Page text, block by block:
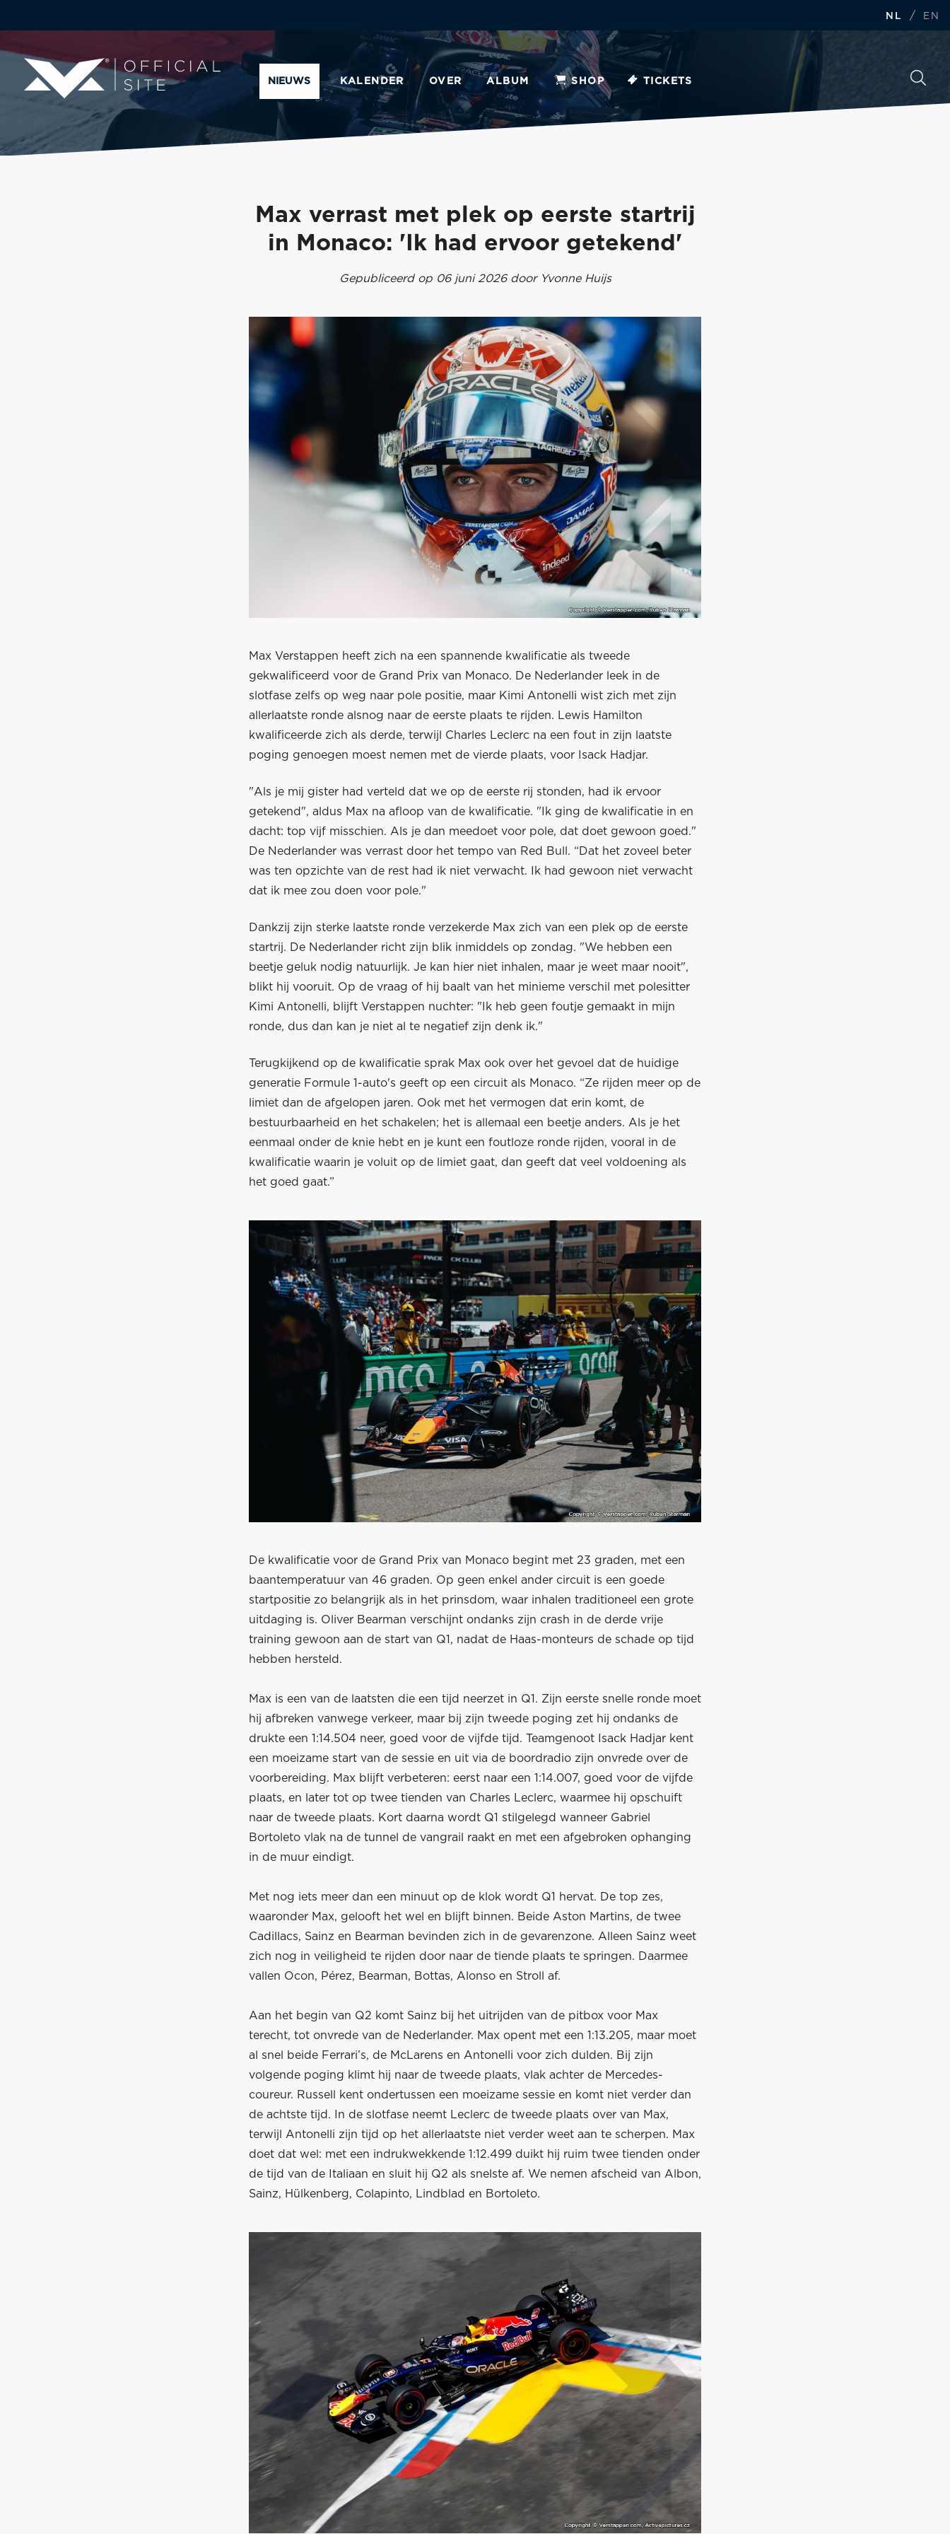
NL / EN
NIEUWS KALENDER OVER ALBUM SHOP TICKETS
Max verrast met plek op eerste startrij
in Monaco: 'Ik had ervoor getekend'
Gepubliceerd op 06 juni 2026 door Yvonne Huijs
Max Verstappen heeft zich na een spannende kwalificatie als tweede
gekwalificeerd voor de Grand Prix van Monaco. De Nederlander leek in de
slotfase zelfs op weg naar pole positie, maar Kimi Antonelli wist zich met zijn
allerlaatste ronde alsnog naar de eerste plaats te rijden. Lewis Hamilton
kwalificeerde zich als derde, terwijl Charles Leclerc na een fout in zijn laatste
poging genoegen moest nemen met de vierde plaats, voor Isack Hadjar.
"Als je mij gister had verteld dat we op de eerste rij stonden, had ik ervoor
getekend", aldus Max na afloop van de kwalificatie. "Ik ging de kwalificatie in en
dacht: top vijf misschien. Als je dan meedoet voor pole, dat doet gewoon goed."
De Nederlander was verrast door het tempo van Red Bull. “Dat het zoveel beter
was ten opzichte van de rest had ik niet verwacht. Ik had gewoon niet verwacht
dat ik mee zou doen voor pole."
Dankzij zijn sterke laatste ronde verzekerde Max zich van een plek op de eerste
startrij. De Nederlander richt zijn blik inmiddels op zondag. "We hebben een
beetje geluk nodig natuurlijk. Je kan hier niet inhalen, maar je weet maar nooit",
blikt hij vooruit. Op de vraag of hij baalt van het minieme verschil met polesitter
Kimi Antonelli, blijft Verstappen nuchter: "Ik heb geen foutje gemaakt in mijn
ronde, dus dan kan je niet al te negatief zijn denk ik."
Terugkijkend op de kwalificatie sprak Max ook over het gevoel dat de huidige
generatie Formule 1-auto's geeft op een circuit als Monaco. “Ze rijden meer op de
limiet dan de afgelopen jaren. Ook met het vermogen dat erin komt, de
bestuurbaarheid en het schakelen; het is allemaal een beetje anders. Als je het
eenmaal onder de knie hebt en je kunt een foutloze ronde rijden, vooral in de
kwalificatie waarin je voluit op de limiet gaat, dan geeft dat veel voldoening als
het goed gaat.”
De kwalificatie voor de Grand Prix van Monaco begint met 23 graden, met een
baantemperatuur van 46 graden. Op geen enkel ander circuit is een goede
startpositie zo belangrijk als in het prinsdom, waar inhalen traditioneel een grote
uitdaging is. Oliver Bearman verschijnt ondanks zijn crash in de derde vrije
training gewoon aan de start van Q1, nadat de Haas-monteurs de schade op tijd
hebben hersteld.
Max is een van de laatsten die een tijd neerzet in Q1. Zijn eerste snelle ronde moet
hij afbreken vanwege verkeer, maar bij zijn tweede poging zet hij ondanks de
drukte een 1:14.504 neer, goed voor de vijfde tijd. Teamgenoot Isack Hadjar kent
een moeizame start van de sessie en uit via de boordradio zijn onvrede over de
voorbereiding. Max blijft verbeteren: eerst naar een 1:14.007, goed voor de vijfde
plaats, en later tot op twee tienden van Charles Leclerc, waarmee hij opschuift
naar de tweede plaats. Kort daarna wordt Q1 stilgelegd wanneer Gabriel
Bortoleto vlak na de tunnel de vangrail raakt en met een afgebroken ophanging
in de muur eindigt.
Met nog iets meer dan een minuut op de klok wordt Q1 hervat. De top zes,
waaronder Max, gelooft het wel en blijft binnen. Beide Aston Martins, de twee
Cadillacs, Sainz en Bearman bevinden zich in de gevarenzone. Alleen Sainz weet
zich nog in veiligheid te rijden door naar de tiende plaats te springen. Daarmee
vallen Ocon, Pérez, Bearman, Bottas, Alonso en Stroll af.
Aan het begin van Q2 komt Sainz bij het uitrijden van de pitbox voor Max
terecht, tot onvrede van de Nederlander. Max opent met een 1:13.205, maar moet
al snel beide Ferrari’s, de McLarens en Antonelli voor zich dulden. Bij zijn
volgende poging klimt hij naar de tweede plaats, vlak achter de Mercedes-
coureur. Russell kent ondertussen een moeizame sessie en komt niet verder dan
de achtste tijd. In de slotfase neemt Leclerc de tweede plaats over van Max,
terwijl Antonelli zijn tijd op het allerlaatste niet verder weet aan te scherpen. Max
doet dat wel: met een indrukwekkende 1:12.499 duikt hij ruim twee tienden onder
de tijd van de Italiaan en sluit hij Q2 als snelste af. We nemen afscheid van Albon,
Sainz, Hülkenberg, Colapinto, Lindblad en Bortoleto.